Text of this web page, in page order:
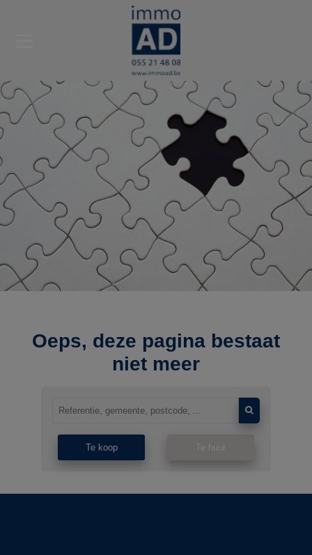
Oeps, deze pagina bestaat
niet meer
Te koop Te huur